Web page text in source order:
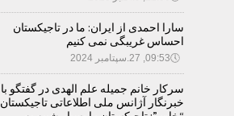
سارا احمدی از ایران: ما در تاجیکستان
احساس غریبگی نمی کنیم
🕔09:53, 27.سپتامبر 2024
سرکار خانم جمیله علم الهدی در گفتگو با
خبرنگار آژانس ملی اطلاعاتی تاجیکستان